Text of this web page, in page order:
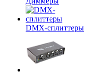
DMX-сплиттеры